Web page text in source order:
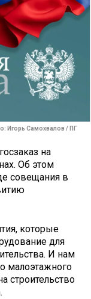
Игорь Самохвалов / ПГ
на
Об этом
совещания в
которые
для
И нам
малоэтажного
строительство